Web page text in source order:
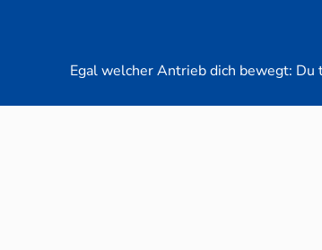
Egal welcher Antrieb dich bewegt: